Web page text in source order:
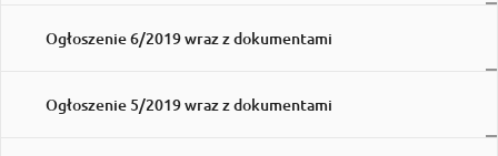
Ogłoszenie 6/2019 wraz z dokumentami
Ogłoszenie 5/2019 wraz z dokumentami